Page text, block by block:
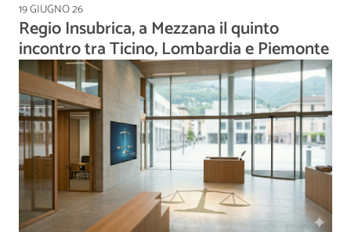
19 GIUGNO 26
Regio Insubrica, a Mezzana il quinto
incontro tra Ticino, Lombardia e Piemonte